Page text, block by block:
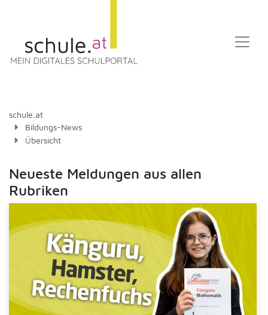
schule.at
Bildungs-News
Übersicht
Neueste Meldungen aus allen
Rubriken